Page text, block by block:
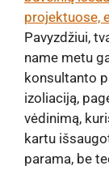
projektuose,
Pavyzdžiui,
name metu
konsultanto
izoliaciją,
vėdinimą,
kartu
parama, be